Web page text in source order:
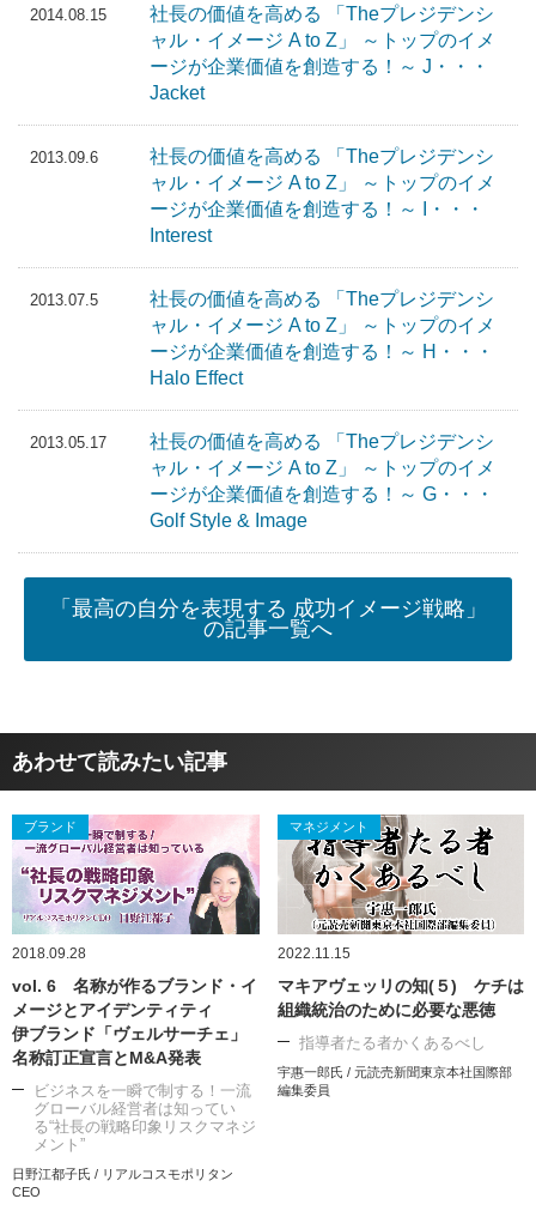
2014.08.15
社長の価値を高める 「Theプレジデンシ
ャル・イメージ A to Z」 ～トップのイメ
ージが企業価値を創造する！～ J・・・
Jacket
2013.09.6
社長の価値を高める 「Theプレジデンシ
ャル・イメージ A to Z」 ～トップのイメ
ージが企業価値を創造する！～ I・・・
Interest
2013.07.5
社長の価値を高める 「Theプレジデンシ
ャル・イメージ A to Z」 ～トップのイメ
ージが企業価値を創造する！～ H・・・
Halo Effect
2013.05.17
社長の価値を高める 「Theプレジデンシ
ャル・イメージ A to Z」 ～トップのイメ
ージが企業価値を創造する！～ G・・・
Golf Style & Image
「最高の自分を表現する 成功イメージ戦略」
の記事一覧へ
あわせて読みたい記事
ブランド
2018.09.28
vol. 6 名称が作るブランド・イ
メージとアイデンティティ
伊ブランド「ヴェルサーチェ」
名称訂正宣言とM&A発表
ビジネスを一瞬で制する！一流
グローバル経営者は知ってい
る“社長の戦略印象リスクマネジ
メント”
日野江都子氏 / リアルコスモポリタン
CEO
マネジメント
2022.11.15
マキアヴェッリの知(５) ケチは
組織統治のために必要な悪徳
指導者たる者かくあるべし
宇惠一郎氏 / 元読売新聞東京本社国際部
編集委員